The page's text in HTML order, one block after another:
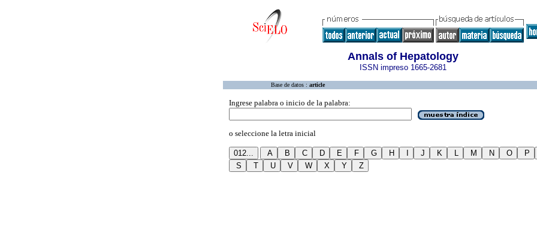
Annals of Hepatology
ISSN impreso 1665-2681
Base de datos : article
Ingrese palabra o inicio de la palabra:
o seleccione la letra inicial